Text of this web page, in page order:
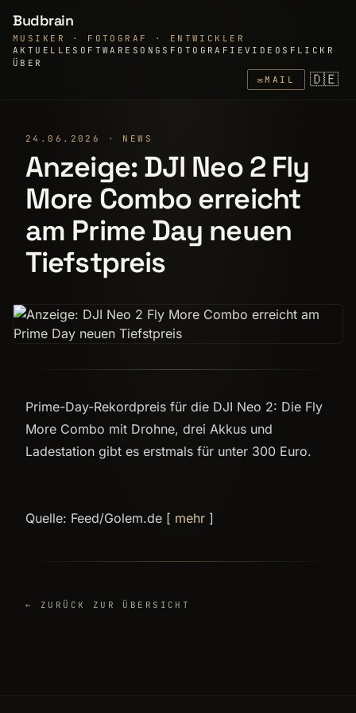
Budbrain
MUSIKER · FOTOGRAF · ENTWICKLER
AKTUELLE SOFTWARE SONGS FOTOGRAFIEVIDEOS FLICKR
ÜBER
✉MAIL 🇩🇪
24.06.2026 · NEWS
Anzeige: DJI Neo 2 Fly
More Combo erreicht
am Prime Day neuen
Tiefstpreis
Prime-Day-Rekordpreis für die DJI Neo 2: Die Fly
More Combo mit Drohne, drei Akkus und
Ladestation gibt es erstmals für unter 300 Euro.
Quelle: Feed/Golem.de [ mehr ]
← ZURÜCK ZUR ÜBERSICHT